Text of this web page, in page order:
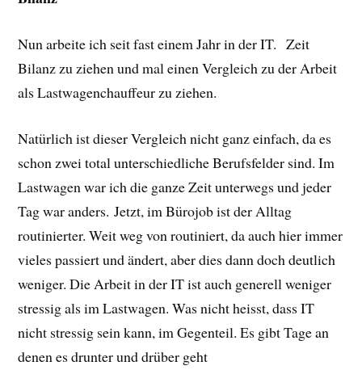
Nun arbeite ich seit fast einem Jahr in der IT. Zeit
Bilanz zu ziehen und mal einen Vergleich zu der Arbeit
als Lastwagenchauffeur zu ziehen.
Natürlich ist dieser Vergleich nicht ganz einfach, da es
schon zwei total unterschiedliche Berufsfelder sind. Im
Lastwagen war ich die ganze Zeit unterwegs und jeder
Tag war anders. Jetzt, im Bürojob ist der Alltag
routinierter. Weit weg von routiniert, da auch hier immer
vieles passiert und ändert, aber dies dann doch deutlich
weniger. Die Arbeit in der IT ist auch generell weniger
stressig als im Lastwagen. Was nicht heisst, dass IT
nicht stressig sein kann, im Gegenteil. Es gibt Tage an
denen es drunter und drüber geht